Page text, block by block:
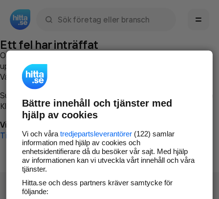
Ett fel har inträffat
Om du vill kan du
uppstod så att vi lättare och snabbare kan avhjälpa det.
Vänligen försök med följande:
Surfa till
Klicka påTillbaka-knappen i webbläsaren och försök igen
Vi beklagar besväret!
Till startsidan
Bättre innehåll och tjänster med
hjälp av cookies
Vi och våra tredjepartsleverantörer(122) samlar
information med hjälp av cookies och
enhetsidentifierare då du besöker vår sajt. Med hjälp
av informationen kan vi utveckla vårt innehåll och våra
tjänster.
Hitta.se och dess partners kräver samtycke för
följande: